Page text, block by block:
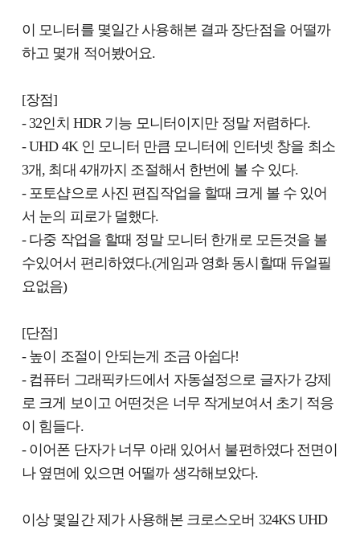
이 모니터를 몇일간 사용해본 결과 장단점을 어떨까
하고 몇개 적어봤어요.
[장점]
- 32인치 HDR 기능 모니터이지만 정말 저렴하다.
- UHD 4K 인 모니터 만큼 모니터에 인터넷 창을 최소
3개, 최대 4개까지 조절해서 한번에 볼 수 있다.
- 포토샵으로 사진 편집작업을 할때 크게 볼 수 있어
서 눈의 피로가 덜했다.
- 다중 작업을 할때 정말 모니터 한개로 모든것을 볼
수있어서 편리하였다.(게임과 영화 동시할때 듀얼필
요없음)
[단점]
- 높이 조절이 안되는게 조금 아쉽다!
- 컴퓨터 그래픽카드에서 자동설정으로 글자가 강제
로 크게 보이고 어떤것은 너무 작게보여서 초기 적응
이 힘들다.
- 이어폰 단자가 너무 아래 있어서 불편하였다 전면이
나 옆면에 있으면 어떨까 생각해보았다.
이상 몇일간 제가 사용해본 크로스오버 324KS UHD